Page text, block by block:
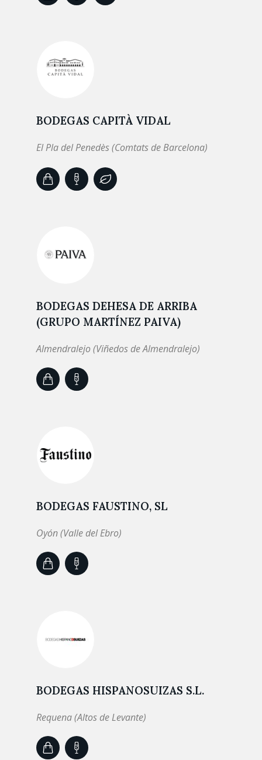
BODEGAS CAPITÀ VIDAL
El Pla del Penedès (Comtats de Barcelona)
BODEGAS DEHESA DE ARRIBA
(GRUPO MARTÍNEZ PAIVA)
Almendralejo (Viñedos de Almendralejo)
BODEGAS FAUSTINO, SL
Oyón (Valle del Ebro)
BODEGAS HISPANOSUIZAS S.L.
Requena (Altos de Levante)